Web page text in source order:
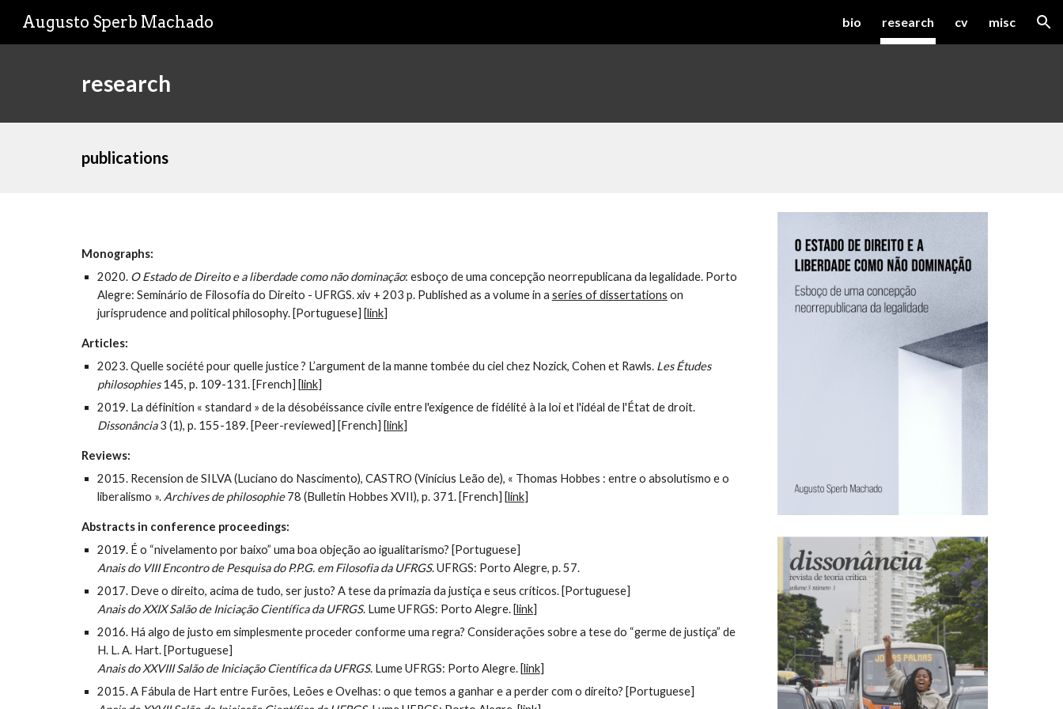
Augusto Sperb Machado bio research cv misc
research
publications
Monographs:
2020. O Estado de Direito e a liberdade como não dominação: esboço de uma concepção neorrepublicana da legalidade. Porto
Alegre: Seminário de Filosofia do Direito - UFRGS. xiv + 203 p. Published as a volume in a series of dissertations on
jurisprudence and political philosophy. [Portuguese] [link]
Articles:
2023. Quelle société pour quelle justice ? L’argument de la manne tombée du ciel chez Nozick, Cohen et Rawls. Les Études
philosophies145, p. 109-131. [French] [link]
2019. La définition « standard » de la désobéissance civile entre l'exigence de fidélité à la loi et l'idéal de l'État de droit.
Dissonância3 (1), p. 155-189. [Peer-reviewed] [French] [link]
Reviews:
2015. Recension de SILVA (Luciano do Nascimento), CASTRO (Vinícius Leão de), « Thomas Hobbes : entre o absolutismo e o
liberalismo ». Archives de philosophie 78 (Bulletin Hobbes XVII), p. 371. [French] [link]
Abstracts in conference proceedings:
2019. É o “nivelamento por baixo” uma boa objeção ao igualitarismo? [Portuguese]
Anais do VIII Encontro de Pesquisa do P.P.G. em Filosofia da UFRGS. UFRGS: Porto Alegre, p. 57.
2017. Deve o direito, acima de tudo, ser justo? A tese da primazia da justiça e seus críticos. [Portuguese]
Anais do XXIX Salão de Iniciação Científica da UFRGS. Lume UFRGS: Porto Alegre. [link]
2016. Há algo de justo em simplesmente proceder conforme uma regra? Considerações sobre a tese do “germe de justiça” de
H. L. A. Hart. [Portuguese]
Anais do XXVIII Salão de Iniciação Científica da UFRGS. Lume UFRGS: Porto Alegre. [link]
2015. A Fábula de Hart entre Furões, Leões e Ovelhas: o que temos a ganhar e a perder com o direito? [Portuguese]